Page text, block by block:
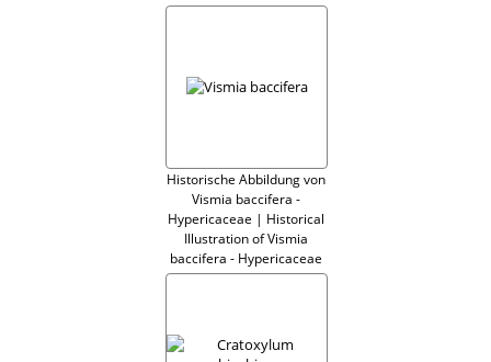
Historische Abbildung von
Vismia baccifera -
Hypericaceae | Historical
Illustration of Vismia
baccifera - Hypericaceae